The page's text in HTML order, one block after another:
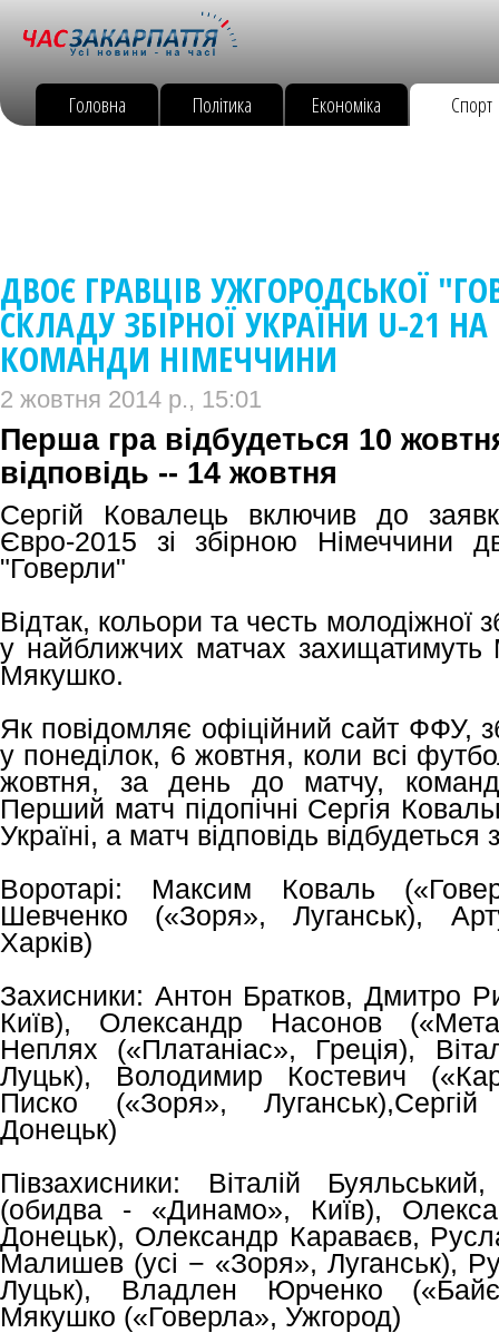
Головна Політика Економіка Спорт
ДВОЄ ГРАВЦІВ УЖГОРОДСЬКОЇ
СКЛАДУ ЗБІРНОЇ УКРАЇНИ U-21
КОМАНДИ НІМЕЧЧИНИ
2 жовтня 2014 р., 15:01
Перша гра відбудеться 10
відповідь -- 14 жовтня
Сергій Ковалець включив до
Євро-2015 зі збірною Німеччини
"Говерли"
Відтак, кольори та честь молодіжної
у найближчих матчах
Мякушко.
Як повідомляє офіційний сайт ФФУ,
у понеділок, 6 жовтня, коли всі
жовтня, за день до матчу,
Перший матч підопічні Сергія
Україні, а матч відповідь
Воротарі: Максим Коваль
Шевченко («Зоря», Луганськ),
Харків)
Захисники: Антон Братков, Дмитро
Київ), Олександр Насонов
Неплях («Платаніас», Греція),
Луцьк), Володимир Костевич
Писко («Зоря»,
Донецьк)
Півзахисники: Віталій
(обидва - «Динамо», Київ),
Донецьк), Олександр Караваєв,
Малишев (усі − «Зоря», Луганськ),
Луцьк), Владлен Юрченко
Мякушко («Говерла», Ужгород)